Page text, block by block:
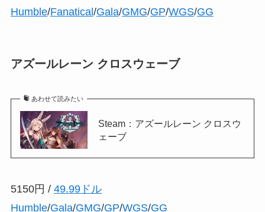
Humble/Fanatical /Gala/GMG/GP/WGS/GG
アズールレーン クロスウェーブ
あわせて読みたい
Steam：アズールレーン クロスウ
ェーブ
5150円 / 49.99ドル
Humble/Gala/GMG/GP/WGS/GG